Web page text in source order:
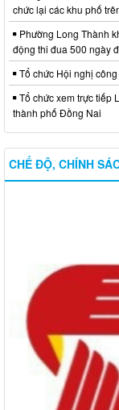
chức lại các khu phố
Phường Long Thành
động thi đua 500 ngày
Tổ chức Hội nghị
Tổ chức xem trực tiếp
thành phố Đồng Nai
CHẾ ĐỘ, CHÍNH